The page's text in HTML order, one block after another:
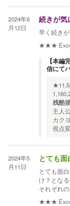
2024年6
月12日
続きが気
早く続き
★★★
【本
信にて
★
残酷
主人
カク
視点
2024年5
月11日
とても面
とても面
け？とな
それぞれ
★★★